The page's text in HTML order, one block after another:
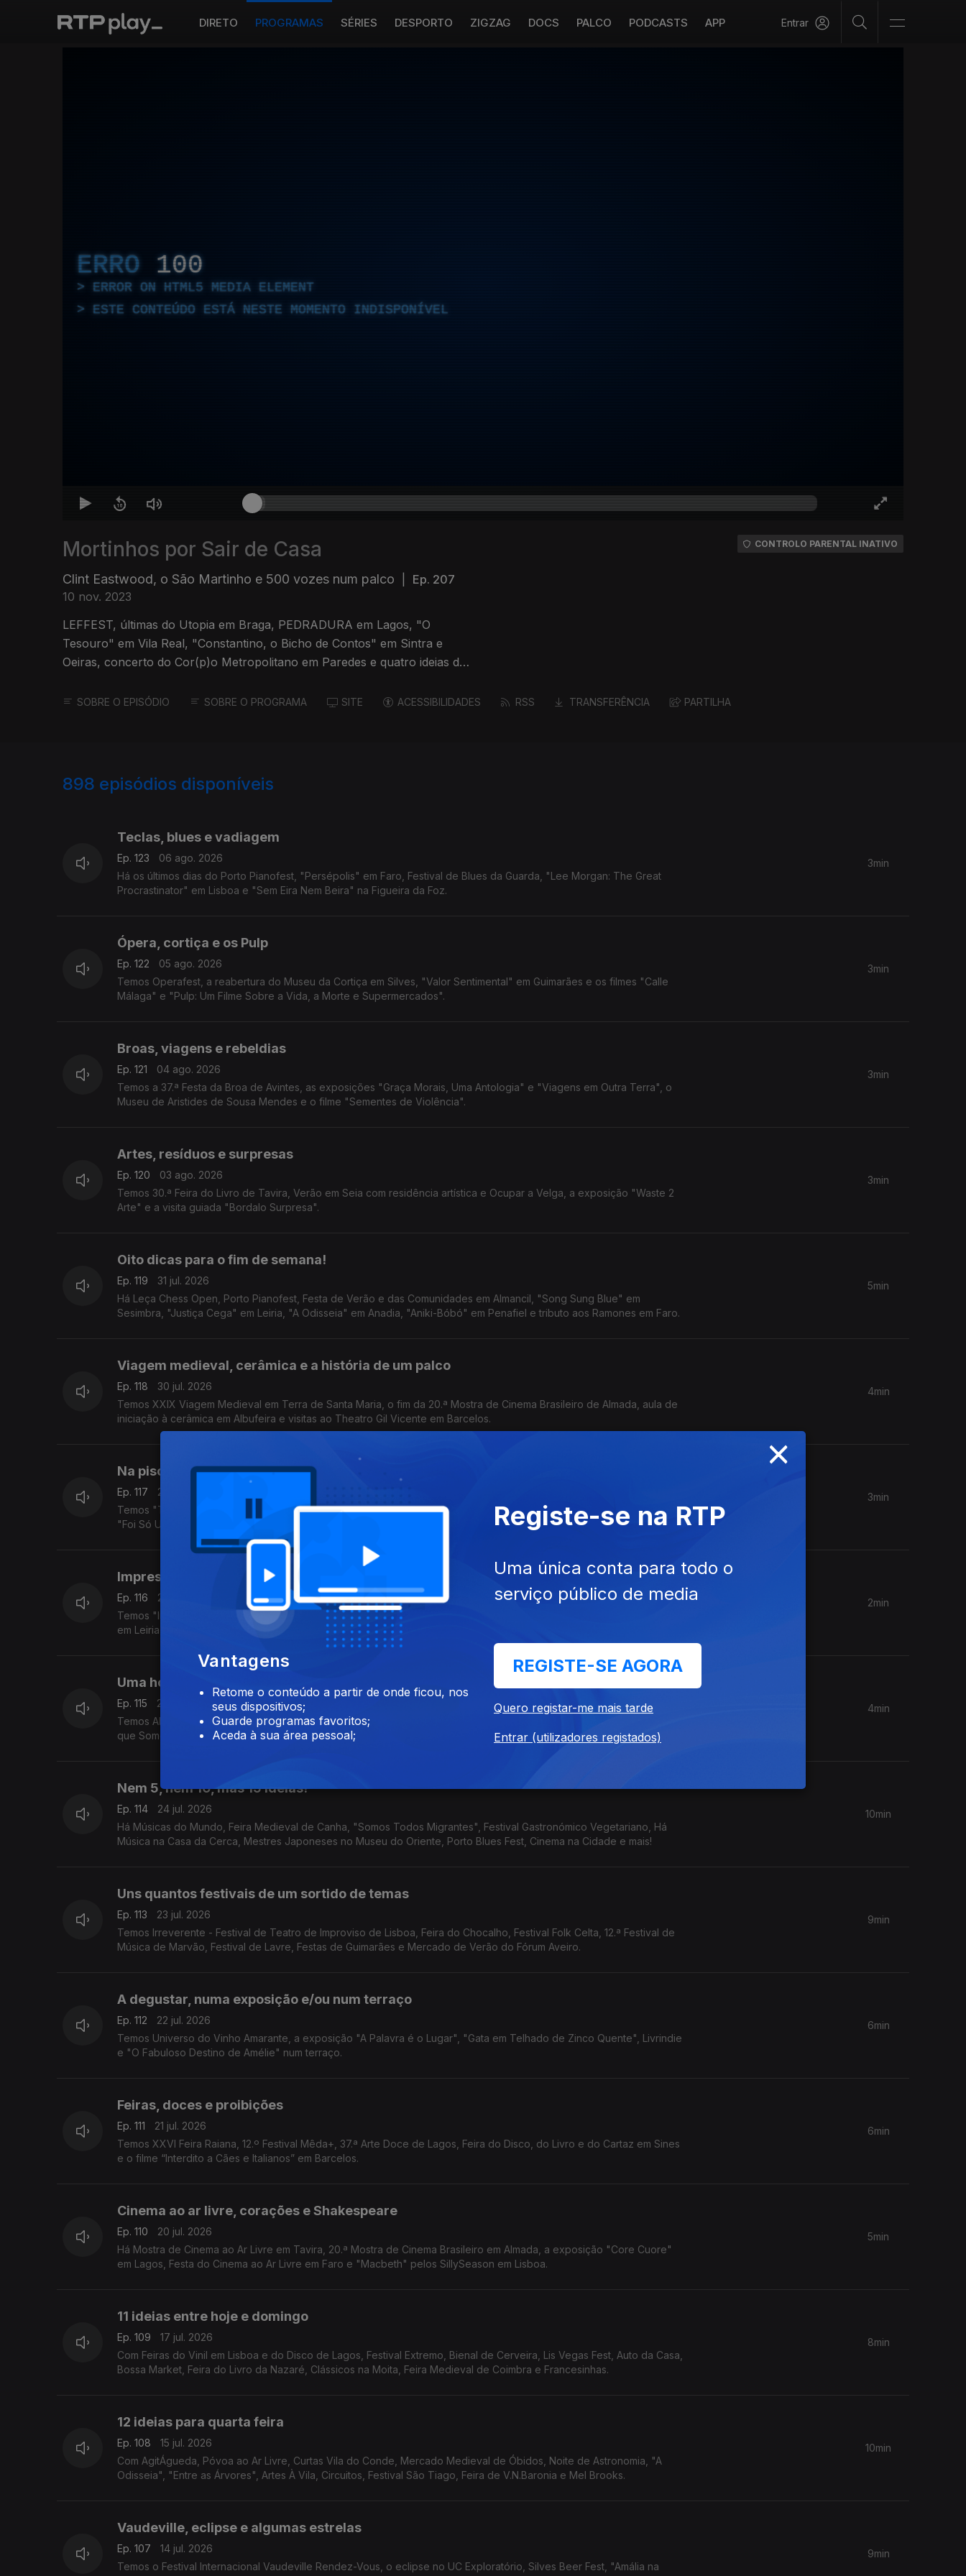
DIRETO PROGRAMAS SÉRIES DESPORTO ZIGZAG DOCS PALCO PODCASTS APP Entrar
ERRO 100
ERROR ON HTML5 MEDIA ELEMENT
ESTE CONTEÚDO ESTÁ NESTE MOMENTO INDISPONÍVEL
Mortinhos por Sair de Casa
Clint Eastwood, o São Martinho e 500 vozes num palco
Ep. 207
10 nov. 2023
LEFFEST, últimas do Utopia em Braga, PEDRADURA em Lagos, "O
Tesouro" em Vila Real, "Constantino, o Bicho de Contos" em Sintra e
Oeiras, concerto do Cor(p)o Metropolitano em Paredes e quatro ideias de
CONTROLO PARENTAL INATIVO
SOBRE O EPISÓDIO SOBRE O PROGRAMA SITE ACESSIBILIDADES RSS TRANSFERÊNCIA PARTILHA
898 episódios disponíveis
Teclas, blues e vadiagem
Ep. 123
06 ago. 2026
Há os últimos dias do Porto Pianofest, "Persépolis" em Faro, Festival de Blues da Guarda, "Lee Morgan: The Great
Procrastinator" em Lisboa e "Sem Eira Nem Beira" na Figueira da Foz.
3min
Ópera, cortiça e os Pulp
Ep. 122
05 ago. 2026
Temos Operafest, a reabertura do Museu da Cortiça em Silves, "Valor Sentimental" em Guimarães e os filmes "Calle
Málaga" e "Pulp: Um Filme Sobre a Vida, a Morte e Supermercados".
3min
Broas, viagens e rebeldias
Ep. 121
04 ago. 2026
Temos a 37.ª Festa da Broa de Avintes, as exposições "Graça Morais, Uma Antologia" e "Viagens em Outra Terra", o
Museu de Aristides de Sousa Mendes e o filme "Sementes de Violência".
3min
Artes, resíduos e surpresas
Ep. 120
03 ago. 2026
Temos 30.ª Feira do Livro de Tavira, Verão em Seia com residência artística e Ocupar a Velga, a exposição "Waste 2
Arte" e a visita guiada "Bordalo Surpresa".
3min
Oito dicas para o fim de semana!
Ep. 119
31 jul. 2026
Há Leça Chess Open, Porto Pianofest, Festa de Verão e das Comunidades em Almancil, "Song Sung Blue" em
Sesimbra, "Justiça Cega" em Leiria, "A Odisseia" em Anadia, "Aniki-Bóbó" em Penafiel e tributo aos Ramones em Faro.
5min
Viagem medieval, cerâmica e a história de um palco
Ep. 118
30 jul. 2026
Temos XXIX Viagem Medieval em Terra de Santa Maria, o fim da 20.ª Mostra de Cinema Brasileiro de Almada, aula de
iniciação à cerâmica em Albufeira e visitas ao Theatro Gil Vicente em Barcelos.
4min
Na piscina, com revelações e descontrolo
Ep. 117
29 jul. 2026
Temos "The Swimming Pool Party" em Lisboa, "O Dia da Revelação" em Alcobaça, "Laura - Está Tudo Sob Controlo" e
"Foi Só Um Acidente" em Guimarães.
3min
Impressões, quedas e margens
Ep. 116
28 jul. 2026
Temos "Impressive Monet & Brilliant Klimt" no Porto e em Lisboa, a exposição "Margem Muda" no Fundão, "On Falling"
em Leiria e "Três Vezes Adeus" no Sardoal.
2min
Uma homenageada, um tesouro e uma casa escondida
Ep. 115
27 jul. 2026
Temos Alice Coltrane na Sala do Capítulo do Museu de Leiria, "Pedra, Papel, Tesouro" no Sea Life Porto, "Máscaras
que Somos" no Teatro Romano, e a Casa Escondida do Porto.
4min
Nem 5, nem 10, mas 15 ideias!
Ep. 114
24 jul. 2026
Há Músicas do Mundo, Feira Medieval de Canha, "Somos Todos Migrantes", Festival Gastronómico Vegetariano, Há
Música na Casa da Cerca, Mestres Japoneses no Museu do Oriente, Porto Blues Fest, Cinema na Cidade e mais!
10min
Uns quantos festivais de um sortido de temas
Ep. 113
23 jul. 2026
Temos Irreverente - Festival de Teatro de Improviso de Lisboa, Feira do Chocalho, Festival Folk Celta, 12.ª Festival de
Música de Marvão, Festival de Lavre, Festas de Guimarães e Mercado de Verão do Fórum Aveiro.
9min
A degustar, numa exposição e/ou num terraço
Ep. 112
22 jul. 2026
Temos Universo do Vinho Amarante, a exposição "A Palavra é o Lugar", "Gata em Telhado de Zinco Quente", Livrindie
e "O Fabuloso Destino de Amélie" num terraço.
6min
Feiras, doces e proibições
Ep. 111
21 jul. 2026
Temos XXVI Feira Raiana, 12.º Festival Mêda+, 37.ª Arte Doce de Lagos, Feira do Disco, do Livro e do Cartaz em Sines
e o filme “Interdito a Cães e Italianos” em Barcelos.
6min
Cinema ao ar livre, corações e Shakespeare
Ep. 110
20 jul. 2026
Há Mostra de Cinema ao Ar Livre em Tavira, 20.ª Mostra de Cinema Brasileiro em Almada, a exposição "Core Cuore"
em Lagos, Festa do Cinema ao Ar Livre em Faro e "Macbeth" pelos SillySeason em Lisboa.
5min
11 ideias entre hoje e domingo
Ep. 109
17 jul. 2026
Com Feiras do Vinil em Lisboa e do Disco de Lagos, Festival Extremo, Bienal de Cerveira, Lis Vegas Fest, Auto da Casa,
Bossa Market, Feira do Livro da Nazaré, Clássicos na Moita, Feira Medieval de Coimbra e Francesinhas.
8min
12 ideias para quarta feira
Ep. 108
15 jul. 2026
Com AgitÁgueda, Póvoa ao Ar Livre, Curtas Vila do Conde, Mercado Medieval de Óbidos, Noite de Astronomia, "A
Odisseia", "Entre as Árvores", Artes À Vila, Circuitos, Festival São Tiago, Feira de V.N.Baronia e Mel Brooks.
10min
Vaudeville, eclipse e algumas estrelas
Ep. 107
14 jul. 2026
Temos o Festival Internacional Vaudeville Rendez-Vous, o eclipse no UC Exploratório, Silves Beer Fest, "Amália na
9min
×
Vantagens
Retome o conteúdo a partir de onde ficou, nos
seus dispositivos;
Guarde programas favoritos;
Aceda à sua área pessoal;
Registe-se na RTP
Uma única conta para todo o
serviço público de media
REGISTE-SE AGORA
Quero registar-me mais tarde
Entrar (utilizadores registados)